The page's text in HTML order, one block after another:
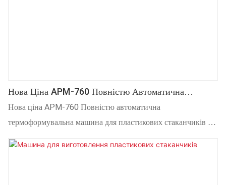
Нова Ціна APM-760 Повністю Автоматична
Термоформувальна Машина Для Пластикових
Стаканчиків З Горизонтальним Штампуванням В
Нова ціна APM-760 Повністю автоматична
термоформувальна машина для пластикових стаканчиків з
горизонтальним штампуванням в лінії